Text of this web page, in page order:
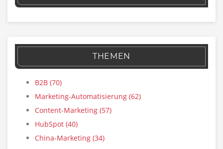
THEMEN
B2B (70)
Marketing-Automatisierung (62)
Content-Marketing (57)
HubSpot (40)
China-Marketing (34)